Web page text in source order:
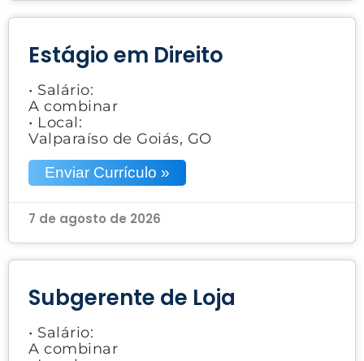
Estágio em Direito
• Salário:
A combinar
• Local:
Valparaíso de Goiás, GO
Enviar Currículo »
7 de agosto de 2026
Subgerente de Loja
• Salário:
A combinar